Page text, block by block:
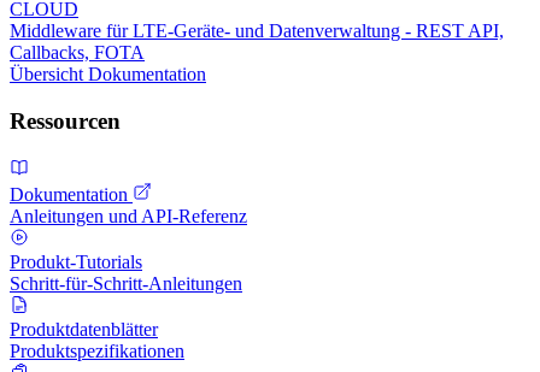
CLOUD
Middleware für LTE-Geräte- und Datenverwaltung - REST API,
Callbacks, FOTA
Übersicht Dokumentation
Ressourcen
Dokumentation
Anleitungen und API-Referenz
Produkt-Tutorials
Schritt-für-Schritt-Anleitungen
Produktdatenblätter
Produktspezifikationen